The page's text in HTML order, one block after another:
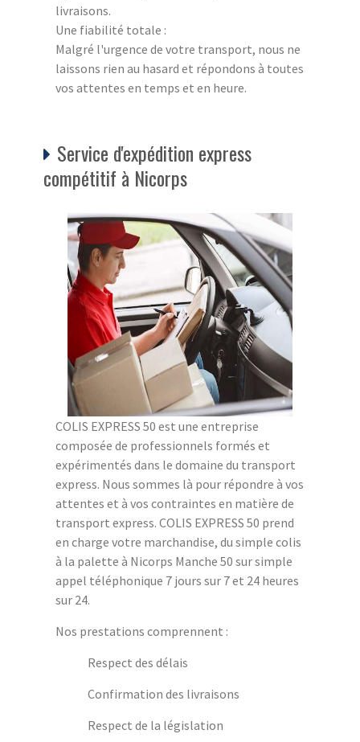
livraisons.
Une fiabilité totale :
Malgré l'urgence de votre transport, nous ne
laissons rien au hasard et répondons à toutes
vos attentes en temps et en heure.
Service d'expédition express
compétitif à Nicorps
COLIS EXPRESS 50 est une entreprise
composée de professionnels formés et
expérimentés dans le domaine du transport
express. Nous sommes là pour répondre à vos
attentes et à vos contraintes en matière de
transport express. COLIS EXPRESS 50 prend
en charge votre marchandise, du simple colis
à la palette à Nicorps Manche 50 sur simple
appel téléphonique 7 jours sur 7 et 24 heures
sur 24.
Nos prestations comprennent :
Respect des délais
Confirmation des livraisons
Respect de la législation